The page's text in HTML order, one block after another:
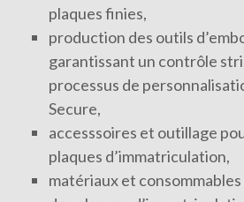
plaques finies,
production des outils
garantissant un contrôle
processus de
Secure,
accesssoires et outillage
plaques d’immatriculation,
matériaux et